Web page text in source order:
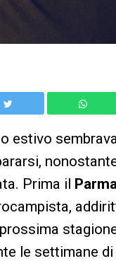
estivo
Prima il Parma
le settimane